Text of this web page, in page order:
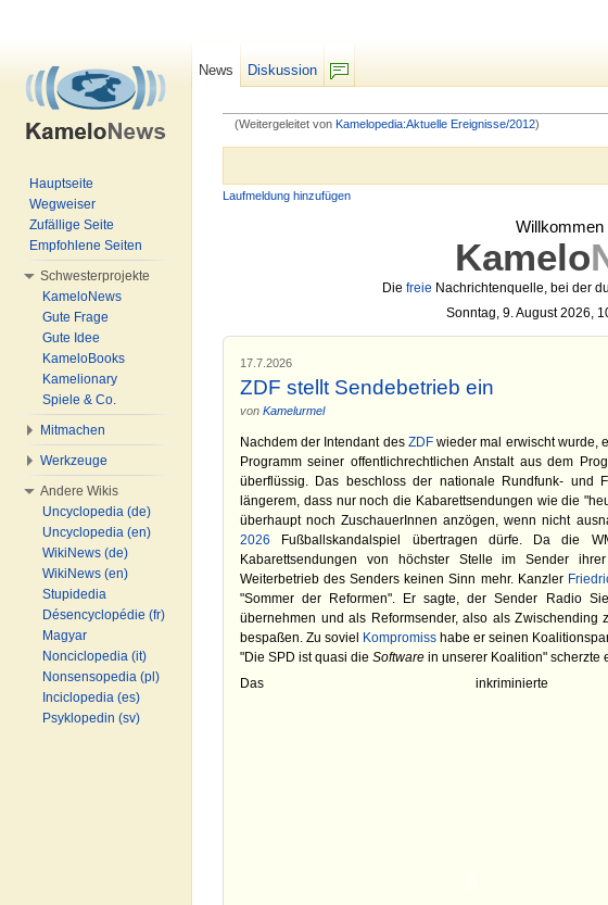
(Weitergeleitet von Kamelopedia:Aktuelle Ereignisse/2012)
Laufmeldung hinzufügen
Willkommen
Kamelo
Die freie Nachrichtenquelle, bei der
Sonntag, 9. August 2026,
17.7.2026
ZDF stellt Sendebetrieb ein
von Kamelurmel
Nachdem der Intendant des ZDFwieder mal erwischt wurde,
Programm seiner offentlichrechtlichen Anstalt aus dem
überflüssig. Das beschloss der nationale Rundfunk- und
längerem, dass nur noch die Kabarettsendungen wie die
überhaupt noch ZuschauerInnen anzögen, wenn nicht
2026 Fußballskandalspiel übertragen dürfe. Da die
Kabarettsendungen von höchster Stelle im Sender
Weiterbetrieb des Senders keinen Sinn mehr. Kanzler
"Sommer der Reformen". Er sagte, der Sender Radio
übernehmen und als Reformsender, also als Zwischending
bespaßen. Zu soviel
Kompromiss habe er seinen
"Die SPD ist quasi die Software in unserer Koalition" scherzte
Das inkriminierte
News
Diskussion
Hauptseite
Wegweiser
Zufällige Seite
Empfohlene Seiten
Schwesterprojekte
KameloNews
Gute Frage
Gute Idee
KameloBooks
Kamelionary
Spiele & Co.
Mitmachen
Werkzeuge
Andere Wikis
Uncyclopedia (de)
Uncyclopedia (en)
WikiNews (de)
WikiNews (en)
Stupidedia
Désencyclopédie (fr)
Magyar
Nonciclopedia (it)
Nonsensopedia (pl)
Inciclopedia (es)
Psyklopedin (sv)